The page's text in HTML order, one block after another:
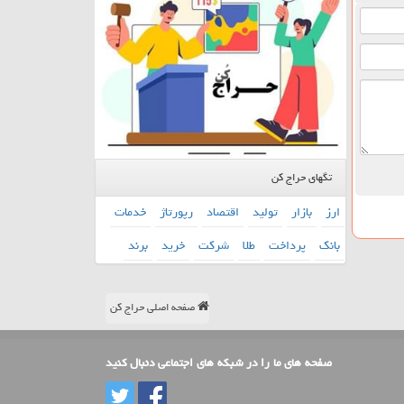
تگهای حراج کن
ارز بازار تولید اقتصاد رپورتاژ خدمات
بانك پرداخت طلا شركت خرید برند
صفحه اصلی حراج کن
صفحه های ما را در شبکه های اجتماعی دنبال کنید